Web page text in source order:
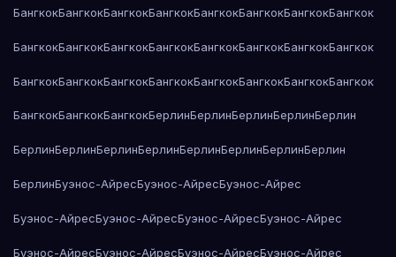
БангкокБангкокБангкокБангкокБангкокБангкокБангкокБангкок
БангкокБангкокБангкокБангкокБангкокБангкокБангкокБангкок
БангкокБангкокБангкокБангкокБангкокБангкокБангкокБангкок
БангкокБангкокБангкокБерлинБерлинБерлинБерлинБерлин
БерлинБерлинБерлинБерлинБерлинБерлинБерлинБерлин
БерлинБуэнос-АйресБуэнос-АйресБуэнос-Айрес
Буэнос-АйресБуэнос-АйресБуэнос-АйресБуэнос-Айрес
Буэнос-АйресБуэнос-АйресБуэнос-АйресБуэнос-Айрес